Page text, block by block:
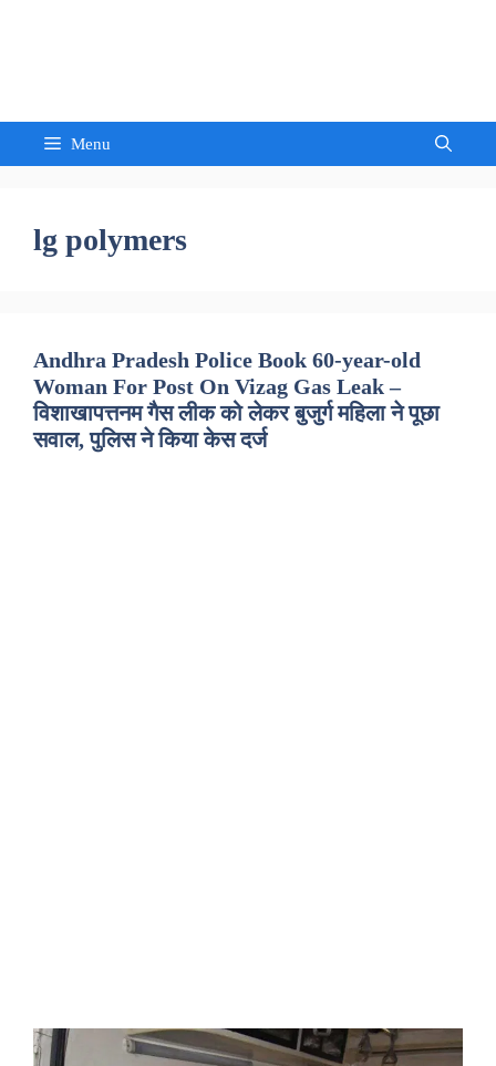
Menu
lg polymers
Andhra Pradesh Police Book 60-year-old
Woman For Post On Vizag Gas Leak –
विशाखापत्तनम गैस लीक को लेकर बुजुर्ग महिला ने पूछा
सवाल, पुलिस ने किया केस दर्ज